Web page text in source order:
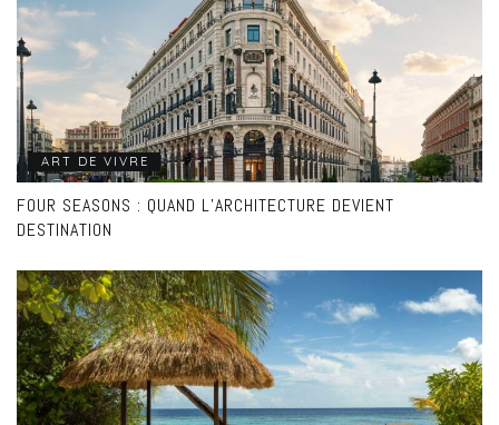
ART DE VIVRE
FOUR SEASONS : QUAND L’ARCHITECTURE DEVIENT
DESTINATION